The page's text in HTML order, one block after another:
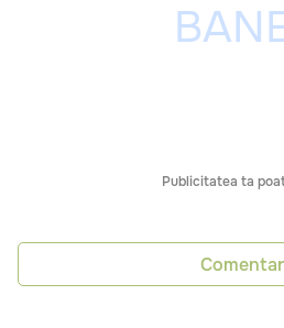
Publicitatea ta